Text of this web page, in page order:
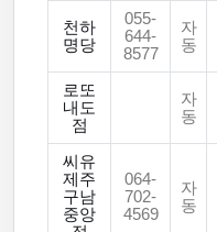
천하
명당
055-
644-
8577
자
동
로또
내도
점
자
동
씨유
제주
구남
중앙
064-
702-
4569
자
동